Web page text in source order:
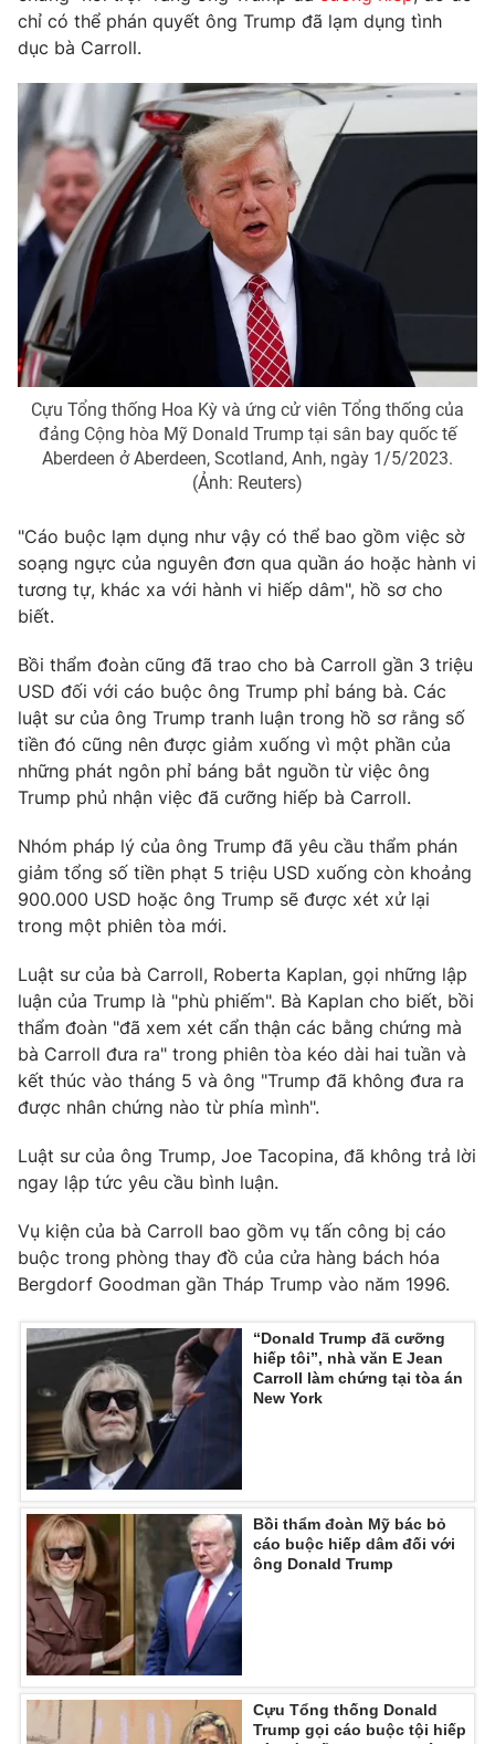
Học trực tuyến
Hitech Công nghệ tương lai
Thị trường
Tư vấn
Giao lưu trực tuyến
Lịch phát sóng
Chuyên mục khác
Emagazine Podcast
Photo Infographic
Video Shorts video
VTV Money VTV Thể thao
Bất động sản
Thị trường 24h Tấm lòng Việt
VTV4
VTV9 VTV8
Liên hệ tòa soạn English
THỜI BÁO VTV
Theo dõi báo trên
Cơ quan chủ quản:Đài Truyền hình Việt Nam
Cơ quan báo chí: Thời báo VTV
Giấy phép hoạt động báo in và báo điện tử số 483/GP-BTTTT
cấp ngày 29/12/2023
Tổng Biên tập: Vũ Thanh Thủy
Phó Tổng Biên tập: Nguyễn Thị Mỹ Hạnh, Phạm Quốc Thắng,
Nguyễn Trọng Ninh
Tổng đài VTV:024.38 355 931 - 024.38 355 932
Ðiện thoại Thời báo VTV:024.66 897 897
Email:toasoan@vtv.vn
Liên hệ quảng cáo:024-7300.7108
® Cấm sao chép dưới mọi hình thức nếu không có sự chấp
thuận bằng văn bản. Ghi rõ nguồn VTV.vn khi phát hành lại
thông tin từ website này.
chỉ có thể phán quyết ông Trump đã lạm dụng tình
dục bà Carroll.
Cựu Tổng thống Hoa Kỳ và ứng cử viên Tổng thống của
đảng Cộng hòa Mỹ Donald Trump tại sân bay quốc tế
Aberdeen ở Aberdeen, Scotland, Anh, ngày 1/5/2023.
(Ảnh: Reuters)
"Cáo buộc lạm dụng như vậy có thể bao gồm việc sờ
soạng ngực của nguyên đơn qua quần áo hoặc hành vi
tương tự, khác xa với hành vi hiếp dâm", hồ sơ cho
biết.
Bồi thẩm đoàn cũng đã trao cho bà Carroll gần 3 triệu
USD đối với cáo buộc ông Trump phỉ báng bà. Các
luật sư của ông Trump tranh luận trong hồ sơ rằng số
tiền đó cũng nên được giảm xuống vì một phần của
những phát ngôn phỉ báng bắt nguồn từ việc ông
Trump phủ nhận việc đã cưỡng hiếp bà Carroll.
Nhóm pháp lý của ông Trump đã yêu cầu thẩm phán
giảm tổng số tiền phạt 5 triệu USD xuống còn khoảng
900.000 USD hoặc ông Trump sẽ được xét xử lại
trong một phiên tòa mới.
Luật sư của bà Carroll, Roberta Kaplan, gọi những lập
luận của Trump là "phù phiếm". Bà Kaplan cho biết, bồi
thẩm đoàn "đã xem xét cẩn thận các bằng chứng mà
bà Carroll đưa ra" trong phiên tòa kéo dài hai tuần và
kết thúc vào tháng 5 và ông "Trump đã không đưa ra
được nhân chứng nào từ phía mình".
Luật sư của ông Trump, Joe Tacopina, đã không trả lời
ngay lập tức yêu cầu bình luận.
Vụ kiện của bà Carroll bao gồm vụ tấn công bị cáo
buộc trong phòng thay đồ của cửa hàng bách hóa
Bergdorf Goodman gần Tháp Trump vào năm 1996.
“Donald Trump đã cưỡng
hiếp tôi”, nhà văn E Jean
Carroll làm chứng tại tòa án
New York
Bồi thẩm đoàn Mỹ bác bỏ
cáo buộc hiếp dâm đối với
ông Donald Trump
Cựu Tổng thống Donald
Trump gọi cáo buộc tội hiếp